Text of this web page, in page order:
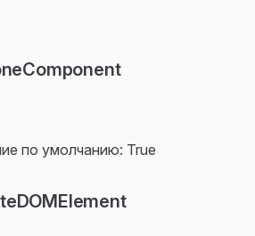
по умолчанию: True